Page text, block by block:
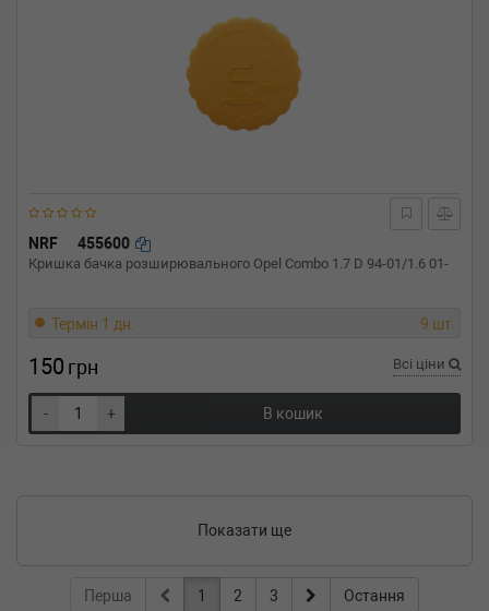
NRF 455600
Кришка бачка розширювального Opel Combo 1.7 D 94-01/1.6 01-
Термін 1 дн. 9 шт.
150 грн Всі ціни
- + В кошик
Показати ще
Перша 1 2 3 Остання